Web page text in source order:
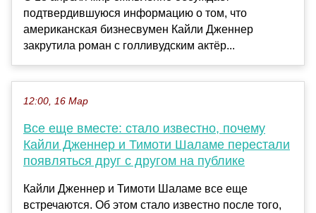
подтвердившуюся информацию о том, что
американская бизнесвумен Кайли Дженнер
закрутила роман с голливудским актёр...
12:00, 16 Мар
Все еще вместе: стало известно, почему
Кайли Дженнер и Тимоти Шаламе перестали
появляться друг с другом на публике
Кайли Дженнер и Тимоти Шаламе все еще
встречаются. Об этом стало известно после того,